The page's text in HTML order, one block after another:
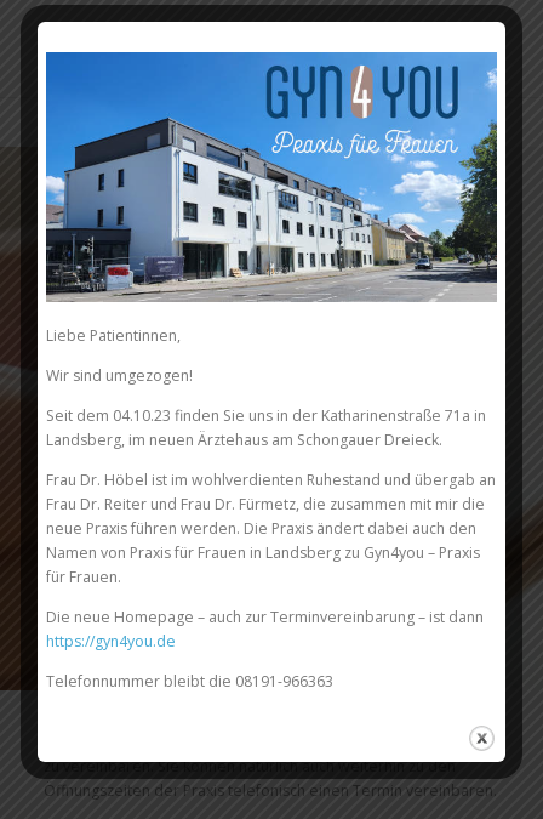
DR. PETER KRAUS
FRAUENARZTPRAXIS LANDSBERG
ONLINE-TERMINE SCHAU HER
STELLENANGEBOTE DATENSCHUTZ IMPRESSUM
ich biete Ihnen hier die Möglichkeit, einen Termin online selbst
zu vereinbaren. Sie können natürlich auch weiterhin zu den
Öffnungszeiten der Praxis telefonisch einen Termin vereinbaren.
Liebe Patientinnen,
Wir sind umgezogen!
Seit dem 04.10.23 finden Sie uns in der Katharinenstraße 71a in
Landsberg, im neuen Ärztehaus am Schongauer Dreieck.
Frau Dr. Höbel ist im wohlverdienten Ruhestand und übergab an
Frau Dr. Reiter und Frau Dr. Fürmetz, die zusammen mit mir die
neue Praxis führen werden. Die Praxis ändert dabei auch den
Namen von Praxis für Frauen in Landsberg zu Gyn4you – Praxis
für Frauen.
Die neue Homepage – auch zur Terminvereinbarung – ist dann
https://gyn4you.de
Telefonnummer bleibt die 08191-966363